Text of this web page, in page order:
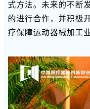
式方法。未来的不断
的进行合作，并积极
疗保障运动器械加工